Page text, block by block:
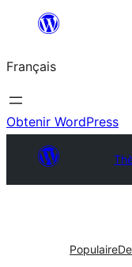
contenu
Français
Obtenir WordPress
Populaire